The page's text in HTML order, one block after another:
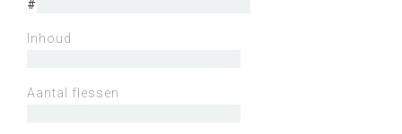
#
Inhoud
Aantal flessen